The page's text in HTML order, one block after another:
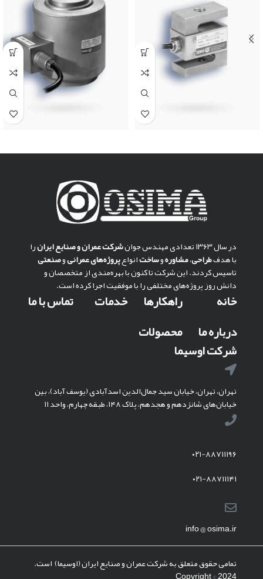
در سال ۱۳۶۳ تعدادی مهندس جوان شركت عمران و صنايع ايرانرا
با هدفطراحی،مشاورهوساختانواعپروژه‌های عمرانیوصنعتی
تاسیس کردند. این شرکت تا کنون با بهره‌مندی از متخصصان و
دانش روز پروژه‌های مختلفی را با موفقیت اجرا کرده است.
خانه
درباره ما
راهکارها
محصولات
خدمات تماس با ما
شرکت اوسیما
تهران، تهران، خیابان سید جمال‌الدین اسدآبادی (یوسف آباد)، بین
خیابان‌های شانزدهم و هجدهم، پلاک ۱۴۸، طبقه چهارم، واحد ۱۱
۰۲۱-۸۸۷۱۱۱۹۶
۰۲۱-۸۸۷۱۱۱۴۱
info @ osima.ir
تمامی حقوق متعلق به شرکت عمران و صنایع ایران (اوسیما) است.